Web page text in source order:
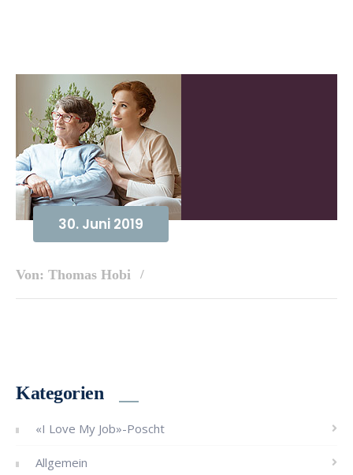
30. Juni 2019
Von: Thomas Hobi
Kategorien
«I Love My Job»-Poscht
Allgemein